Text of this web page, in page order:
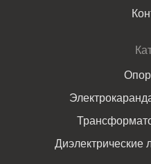
Диэлектрические